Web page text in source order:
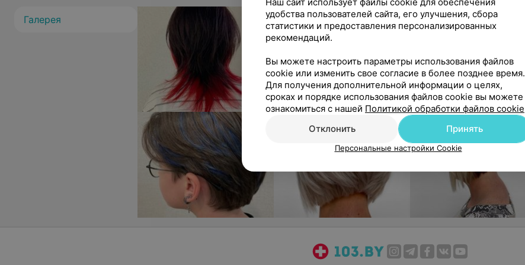
Галерея
удобства пользователей сайта, его улучшения, сбора
статистики и предоставления персонализированных
рекомендаций.
Вы можете настроить параметры использования файлов
cookie или изменить свое согласие в более позднее время.
Для получения дополнительной информации о целях,
сроках и порядке использования файлов cookie вы можете
ознакомиться с нашей Политикой обработки файлов cookie
Отклонить
Принять
Персональные настройки Cookie